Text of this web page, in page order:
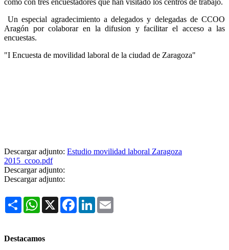
Un especial agradecimiento a delegados y delegadas de CCOO
Aragón por colaborar en la difusion y facilitar el acceso a las
encuestas.
"I Encuesta de movilidad laboral de la ciudad de Zaragoza"
Descargar adjunto: Estudio movilidad laboral Zaragoza
2015_ccoo.pdf
Descargar adjunto:
Descargar adjunto:
Share WhatsApp
X FacebookLinkedIn
Destacamos